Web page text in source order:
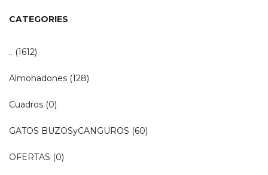
CATEGORIES
.. (1612)
Almohadones (128)
Cuadros (0)
GATOS BUZOSyCANGUROS (60)
OFERTAS (0)